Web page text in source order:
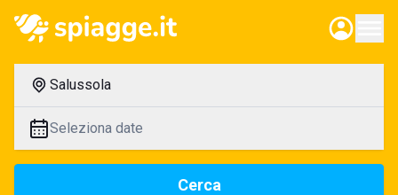
Salussola
Seleziona date
Cerca